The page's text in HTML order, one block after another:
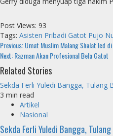
Post Views: 93
Tags: Asisten Pribadi Gatot Pujo
Continue
Reading
Previous:Umat Muslim Malang Shalat Ied
Next:Razman Akan Profesional Bela Gatot
Related Stories
Sekda Ferli Yuledi Bangga,
3 min read
Artikel
Nasional
Sekda Ferli Yuledi Bangga,